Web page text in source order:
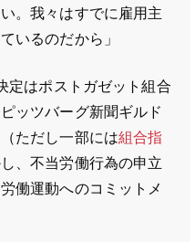
。我々はすでに雇用主
いるのだから」
定はポストガゼット組合
ッツバーグ新聞ギルド
ただし一部には組合指
、不当労働行為の申立
働運動へのコミットメ